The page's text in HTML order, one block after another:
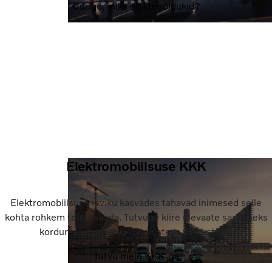
Uurige, miks elektrisõidukid?
Elektromobiilsuse KKK
Elektromobiilsuse leviku kasvades tahavad inimesed selle
kohta rohkem teada saada. Tutvuge kiire ülevaate saamiseks
korduma kippuvate küsimuste ja vastustega.
Tutvu meie KKK-ga